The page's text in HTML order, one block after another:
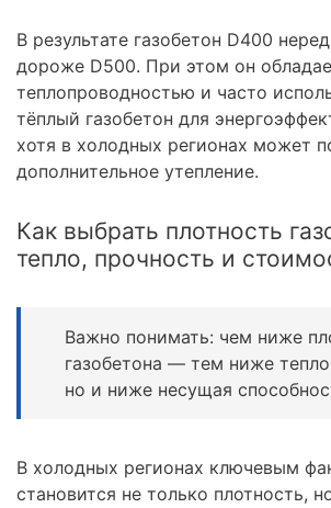
В результате газобетон D400
дороже D500. При этом он
теплопроводностью и часто
тёплый газобетон для
хотя в холодных регионах может
дополнительное утепление.
Как выбрать плотность
тепло, прочность и
Важно понимать: чем ниже
газобетона — тем ниже
но и ниже несущая
В холодных регионах ключевым
становится не только плотность,